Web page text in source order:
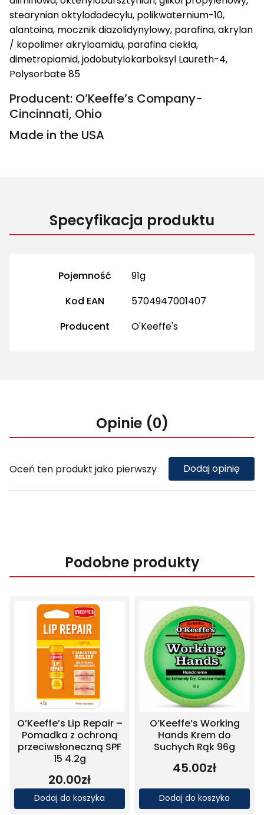
stearynian oktylododecylu, polikwaternium-10,
alantoina, mocznik diazolidynylowy, parafina, akrylan
/ kopolimer akryloamidu, parafina ciekła,
dimetropiamid, jodobutylokarboksyl Laureth-4,
Polysorbate 85
Producent: O’Keeffe’s Company-
Cincinnati, Ohio
Made in the USA
Specyfikacja produktu
Więcej informacji
Pojemność
91g
Kod EAN
5704947001407
Producent
O'Keeffe's
Opinie (0)
Oceń ten produkt jako pierwszy Dodaj opinię
Podobne produkty
O’Keeffe’s Lip Repair –
Pomadka z ochroną
przeciwsłoneczną SPF
15 4.2g
20.00zł
Dodaj do koszyka
O’Keeffe’s Working
Hands Krem do
Suchych Rąk 96g
45.00zł
Dodaj do koszyka